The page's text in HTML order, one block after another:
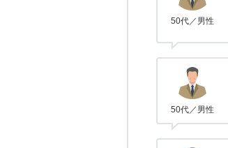
50代／男性
50代／男性